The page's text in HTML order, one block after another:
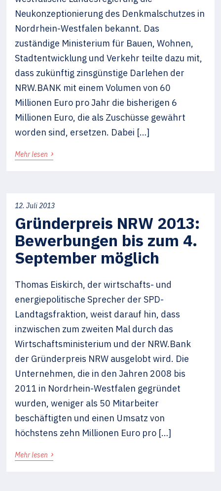
Neukonzeptionierung des Denkmalschutzes in
Nordrhein-Westfalen bekannt. Das
zuständige Ministerium für Bauen, Wohnen,
Stadtentwicklung und Verkehr teilte dazu mit,
dass zukünftig zinsgünstige Darlehen der
NRW.BANK mit einem Volumen von 60
Millionen Euro pro Jahr die bisherigen 6
Millionen Euro, die als Zuschüsse gewährt
worden sind, ersetzen. Dabei […]
Mehr lesen ›
12. Juli 2013
Gründerpreis NRW 2013:
Bewerbungen bis zum 4.
September möglich
Thomas Eiskirch, der wirtschafts- und
energiepolitische Sprecher der SPD-
Landtagsfraktion, weist darauf hin, dass
inzwischen zum zweiten Mal durch das
Wirtschaftsministerium und der NRW.Bank
der Gründerpreis NRW ausgelobt wird. Die
Unternehmen, die in den Jahren 2008 bis
2011 in Nordrhein-Westfalen gegründet
wurden, weniger als 50 Mitarbeiter
beschäftigten und einen Umsatz von
höchstens zehn Millionen Euro pro […]
Mehr lesen ›